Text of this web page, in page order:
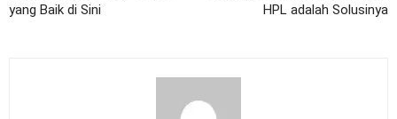
yang Baik di Sini
HPL adalah Solusinya